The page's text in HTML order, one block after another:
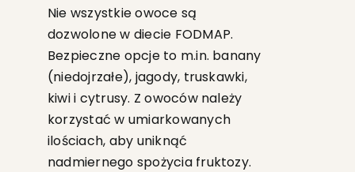
Nie wszystkie owoce są
dozwolone w diecie FODMAP.
Bezpieczne opcje to m.in. banany
(niedojrzałe), jagody, truskawki,
kiwi i cytrusy. Z owoców należy
korzystać w umiarkowanych
ilościach, aby uniknąć
nadmiernego spożycia fruktozy.